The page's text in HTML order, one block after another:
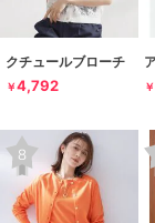
クチュールブローチ
￥4,792 ￥